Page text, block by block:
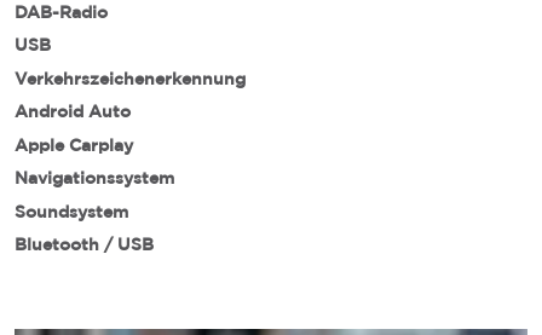
DAB-Radio
USB
Verkehrszeichenerkennung
Android Auto
Apple Carplay
Navigationssystem
Soundsystem
Bluetooth / USB